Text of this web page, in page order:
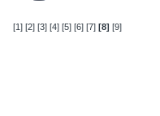
[1] [2] [3] [4] [5] [6] [7] [8] [9]